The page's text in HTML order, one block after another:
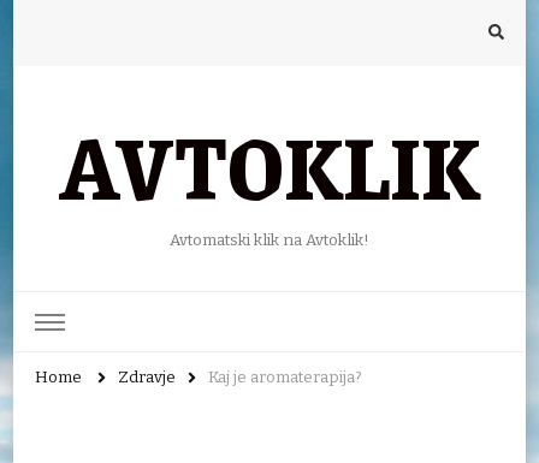
AVTOKLIK
Avtomatski klik na Avtoklik!
Home Zdravje Kaj je aromaterapija?